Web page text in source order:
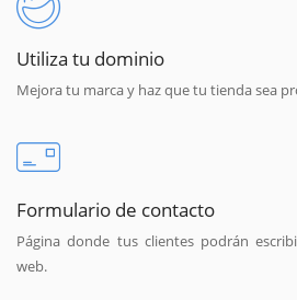
Utiliza tu dominio
Mejora tu marca y haz que tu tienda sea
Formulario de contacto
Página donde tus clientes podrán
web.